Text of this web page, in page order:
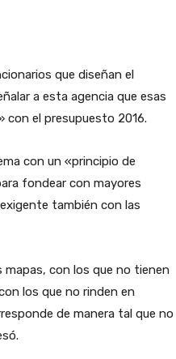
que diseñan el
a esta agencia que esas
con el presupuesto 2016.
con un «principio de
fondear con mayores
también con las
con los que no tienen
los que no rinden en
de manera tal que no